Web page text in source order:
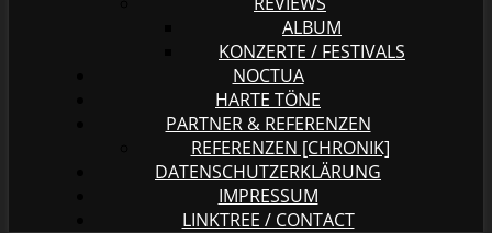
ALBUM
KONZERTE / FESTIVALS
NOCTUA
HARTE TÖNE
PARTNER & REFERENZEN
REFERENZEN [CHRONIK]
DATENSCHUTZERKLÄRUNG
IMPRESSUM
LINKTREE / CONTACT